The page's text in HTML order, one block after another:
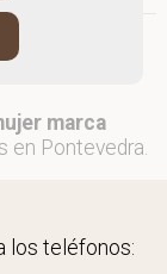
marca
Pontevedra.
los teléfonos: